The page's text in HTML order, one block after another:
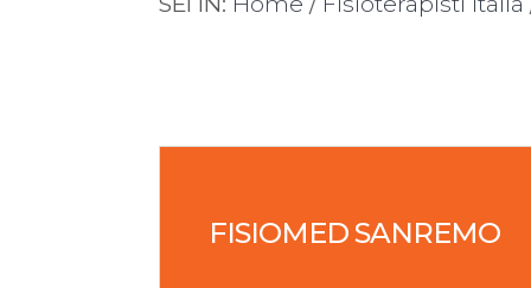
FISIOMED SANREMO